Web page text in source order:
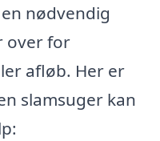
nødvendig
over for
afløb. Her er
slamsuger kan